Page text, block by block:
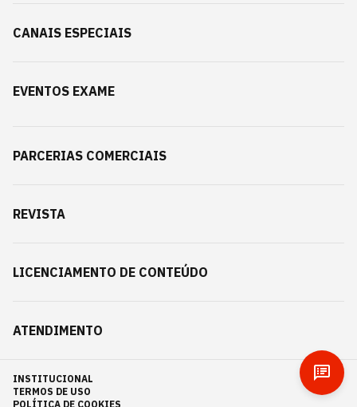
CANAIS ESPECIAIS
EVENTOS EXAME
PARCERIAS COMERCIAIS
REVISTA
LICENCIAMENTO DE CONTEÚDO
ATENDIMENTO
INSTITUCIONAL
TERMOS DE USO
POLÍTICA DE COOKIES